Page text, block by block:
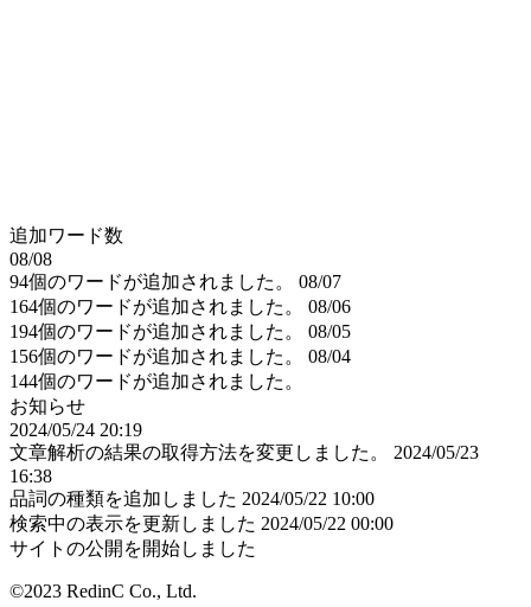
追加ワード数
08/08
94個のワードが追加されました。
08/07
164個のワードが追加されました。
08/06
194個のワードが追加されました。
08/05
156個のワードが追加されました。
08/04
144個のワードが追加されました。
お知らせ
2024/05/24 20:19
文章解析の結果の取得方法を変更しました。
2024/05/23
16:38
品詞の種類を追加しました 2024/05/22 10:00
検索中の表示を更新しました 2024/05/22 00:00
サイトの公開を開始しました
©2023 RedinC Co., Ltd.